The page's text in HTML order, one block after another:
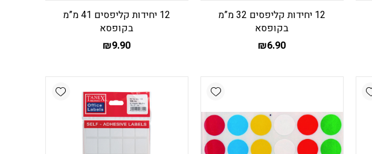
12 יחידות קליפסים 32 מ”מ
בקופסא
₪6.90
12 יחידות קליפסים 41 מ”מ
בקופסא
₪9.90
Add wishlist
Add wishlist
Add wishlist